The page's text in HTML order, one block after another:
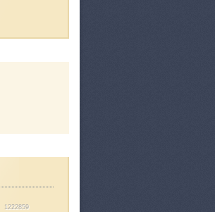
1222859